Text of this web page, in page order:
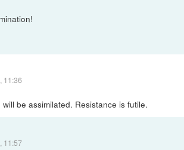
11:36
be assimilated. Resistance is futile.
11:57